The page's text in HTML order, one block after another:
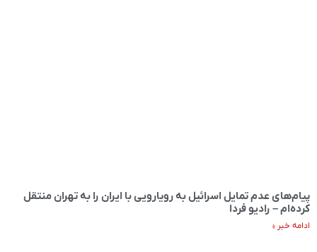
پیام‌های عدم تمایل اسرائیل به رویارویی با ایران را به تهران منتقل
کرده‌ام – رادیو فردا
ادامه خبر »